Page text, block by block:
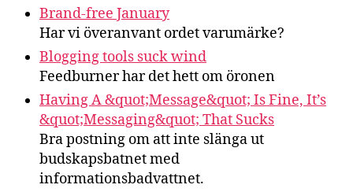
Brand-free January
Har vi överanvant ordet varumärke?
Blogging tools suck wind
Feedburner har det hett om öronen
Having A &quot;Message&quot; Is Fine, It’s
&quot;Messaging&quot; That Sucks
Bra postning om att inte slänga ut
budskapsbatnet med
informationsbadvattnet.